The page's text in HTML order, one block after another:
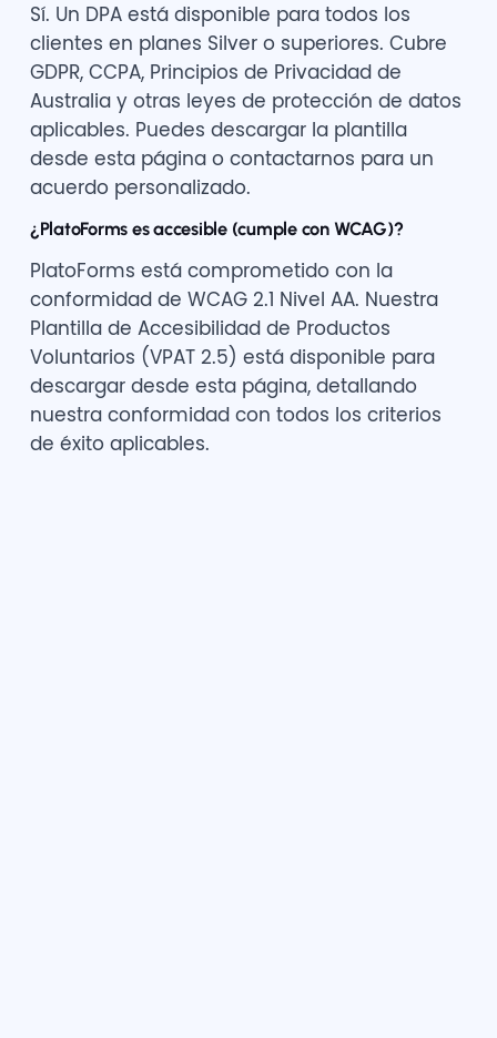
Sí. Un DPA está disponible para todos los
clientes en planes Silver o superiores. Cubre
GDPR, CCPA, Principios de Privacidad de
Australia y otras leyes de protección de datos
aplicables. Puedes descargar la plantilla
desde esta página o contactarnos para un
acuerdo personalizado.
¿PlatoForms es accesible (cumple con WCAG)?
PlatoForms está comprometido con la
conformidad de WCAG 2.1 Nivel AA. Nuestra
Plantilla de Accesibilidad de Productos
Voluntarios (VPAT 2.5) está disponible para
descargar desde esta página, detallando
nuestra conformidad con todos los criterios
de éxito aplicables.